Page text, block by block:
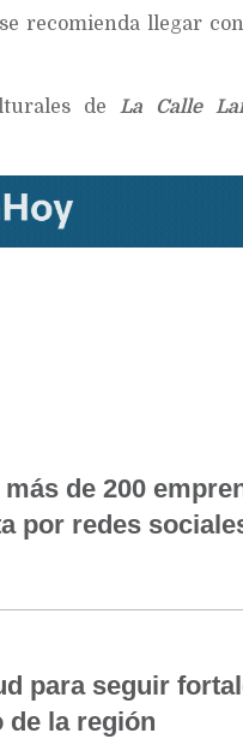
recomienda llegar
de La Calle
de 200
por redes
para seguir
de la región